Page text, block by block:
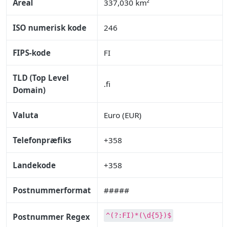
Areal 337,030 km²
ISO numerisk kode 246
FIPS-kode FI
TLD (Top Level
Domain)
.fi
Valuta Euro (EUR)
Telefonpræfiks +358
Landekode +358
Postnummerformat #####
Postnummer Regex ^(?:FI)*(\d{5})$